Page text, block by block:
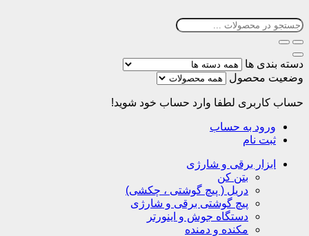
دسته بندی ها
وضعیت محصول
حساب کاربری لطفا وارد حساب خود شوید!
ورود به حساب
ثبت نام
ابزار برقی و شارژی
بتن کن
دریل ( پیچ گوشتی ، چکشی)
پیچ گوشتی برقی و شارژی
دستگاه جوش و اینورتر
مکنده و دمنده